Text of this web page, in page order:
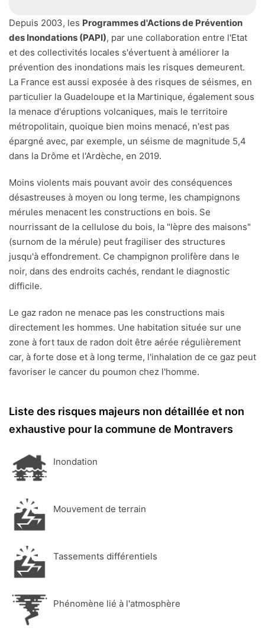
Depuis 2003, les Programmes d'Actions de Prévention
des Inondations (PAPI), par une collaboration entre l'Etat
et des collectivités locales s'évertuent à améliorer la
prévention des inondations mais les risques demeurent.
La France est aussi exposée à des risques de séismes, en
particulier la Guadeloupe et la Martinique, également sous
la menace d'éruptions volcaniques, mais le territoire
métropolitain, quoique bien moins menacé, n'est pas
épargné avec, par exemple, un séisme de magnitude 5,4
dans la Drôme et l'Ardèche, en 2019.
Moins violents mais pouvant avoir des conséquences
désastreuses à moyen ou long terme, les champignons
mérules menacent les constructions en bois. Se
nourrissant de la cellulose du bois, la "lèpre des maisons"
(surnom de la mérule) peut fragiliser des structures
jusqu'à effondrement. Ce champignon prolifère dans le
noir, dans des endroits cachés, rendant le diagnostic
difficile.
Le gaz radon ne menace pas les constructions mais
directement les hommes. Une habitation située sur une
zone à fort taux de radon doit être aérée régulièrement
car, à forte dose et à long terme, l'inhalation de ce gaz peut
favoriser le cancer du poumon chez l'homme.
Liste des risques majeurs non détaillée et non
exhaustive pour la commune de Montravers
Inondation
Mouvement de terrain
Tassements différentiels
Phénomène lié à l'atmosphère